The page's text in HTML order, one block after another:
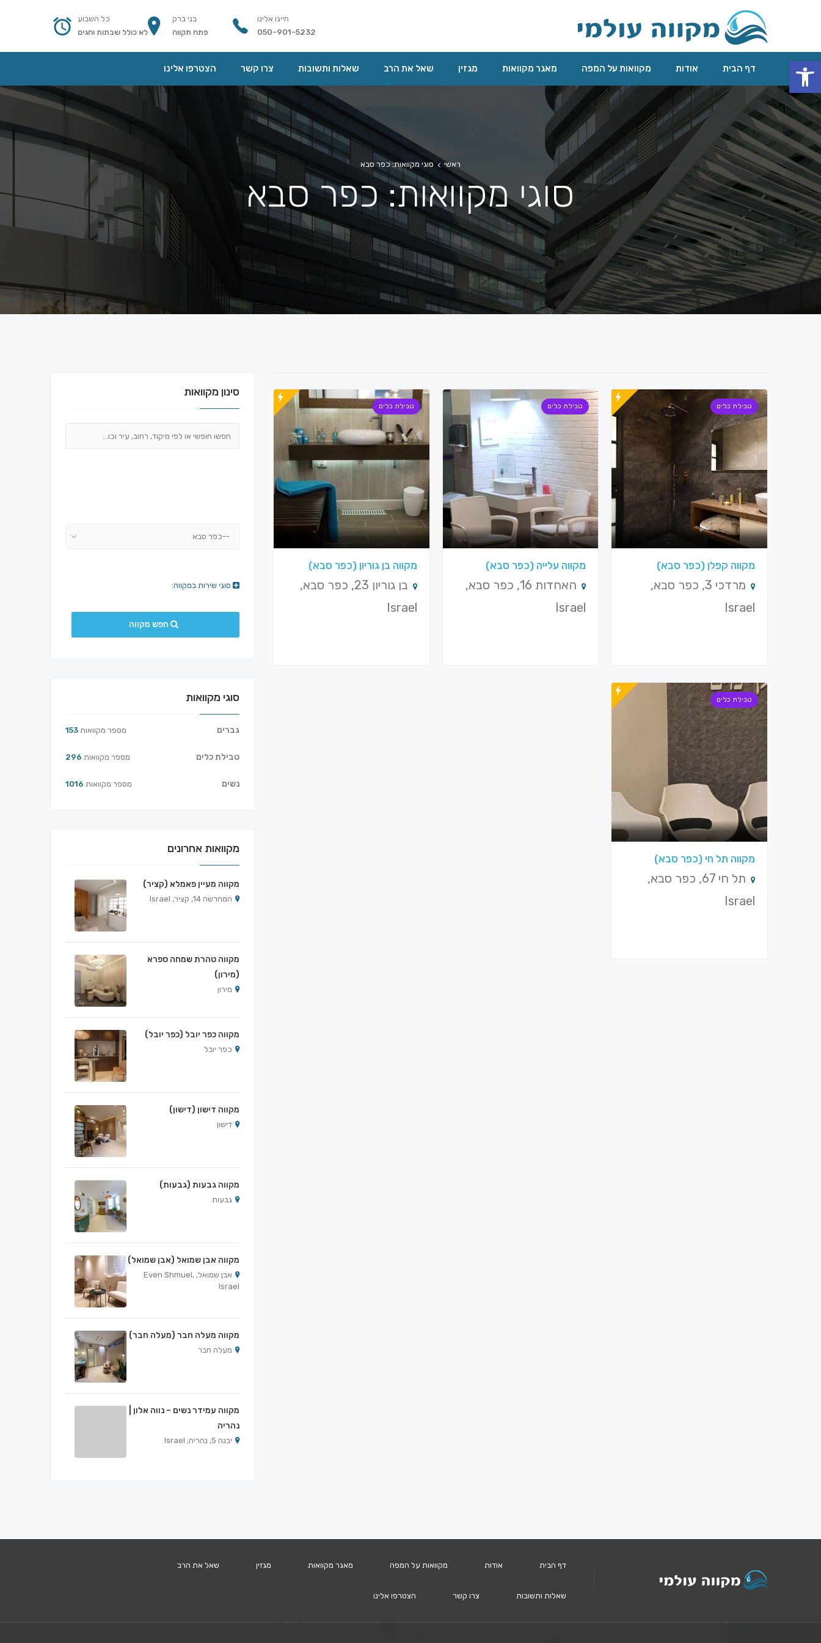
חייגו אלינו
050-901-5232
בני ברק
פתח תקווה
כל השבוע
לא כולל שבתות וחגים
דף הבית אודות מקוואות על המפה מאגר מקוואות מגזין שאל את הרב שאלות ותשובות צרו קשר הצטרפו אלינו
ראשי סוגי מקוואות: כפר סבא
סוגי מקוואות: כפר סבא
טבילת כלים
מקווה קפלן (כפר סבא)
מרדכי 3, כפר סבא,
Israel
טבילת כלים
מקווה עלייה (כפר סבא)
האחדות 16, כפר סבא,
Israel
טבילת כלים
מקווה בן גוריון (כפר סבא)
בן גוריון 23, כפר סבא,
Israel
טבילת כלים
מקווה תל חי (כפר סבא)
תל חי 67, כפר סבא,
Israel
סינון מקוואות
--כפר סבא
סוגי שירות במקווה:
חפש מקווה
סוגי מקוואות
גברים 153 מספר מקוואות
טבילת כלים 296 מספר מקוואות
נשים 1016 מספר מקוואות
מקוואות אחרונים
מקווה מעיין פאמלא (קציר)
המחרשה 14, קציר, Israel
מקווה טהרת שמחה ספרא
(מירון)
מירון
מקווה כפר יובל (כפר יובל)
כפר יובל
מקווה דישון (דישון)
דישון
מקווה גבעות (גבעות)
גבעות
מקווה אבן שמואל (אבן שמואל)
אבן שמואל, Even Shmuel,
Israel
מקווה מעלה חבר (מעלה חבר)
מעלה חבר
מקווה עמידר נשים – נווה אלון |
נהריה
יבנה 5, נהריה, Israel
דף הבית אודות מקוואות על המפה מאגר מקוואות מגזין שאל את הרב
שאלות ותשובות צרו קשר הצטרפו אלינו
פתח סרגל נגישות